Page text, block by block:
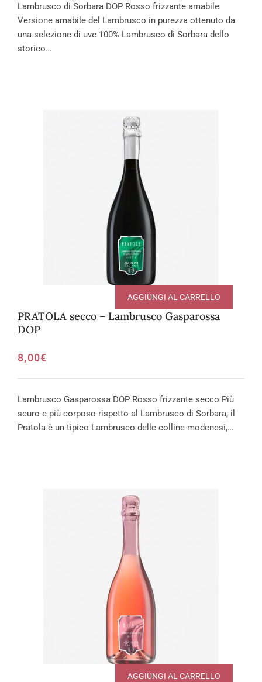
Lambrusco di Sorbara DOP Rosso frizzante amabile
Versione amabile del Lambrusco in purezza ottenuto da
una selezione di uve 100% Lambrusco di Sorbara dello
storico…
PRATOLA secco – Lambrusco Gasparossa
DOP
8,00€
AGGIUNGI AL CARRELLO
Lambrusco Gasparossa DOP Rosso frizzante secco Più
scuro e più corposo rispetto al Lambrusco di Sorbara, il
Pratola è un tipico Lambrusco delle colline modenesi,…
AGGIUNGI AL CARRELLO